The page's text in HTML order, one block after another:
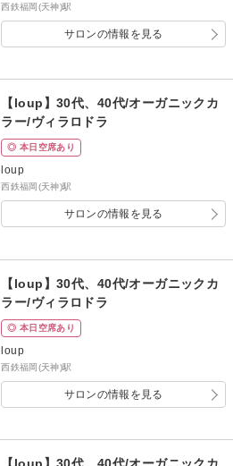
西鉄福岡(天神)駅
サロンの情報を見る
【loup】30代、40代/オーガニックカ
ラー/ヴィラロドラ
◎ 本日空席あり
loup
西鉄福岡(天神)駅
サロンの情報を見る
【loup】30代、40代/オーガニックカ
ラー/ヴィラロドラ
◎ 本日空席あり
loup
西鉄福岡(天神)駅
サロンの情報を見る